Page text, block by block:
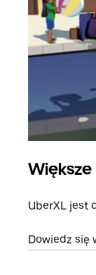
UberXL jest
Dowiedz się